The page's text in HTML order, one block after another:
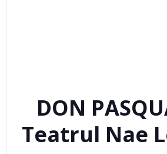
DON
Teatrul Nae